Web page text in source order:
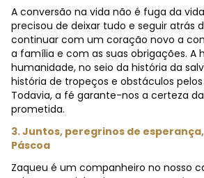
A conversão na vida não é fuga da
precisou de deixar tudo e seguir atrás
continuar com um coração novo a
a família e com as suas obrigações. A
humanidade, no seio da história da
história de tropeços e obstáculos
Todavia, a fé garante-nos a certeza
prometida.
3. Juntos, peregrinos de
Páscoa
Zaqueu é um companheiro no nosso